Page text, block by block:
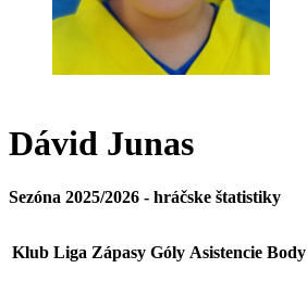
Dávid Junas
Sezóna 2025/2026 - hráčske štatistiky
Klub Liga Zápasy Góly Asistencie Body